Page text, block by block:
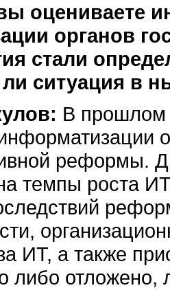
оцениваете
органов
стали
ситуация в
В прошлом
реформы.
темпы роста
ИТ, а также
либо